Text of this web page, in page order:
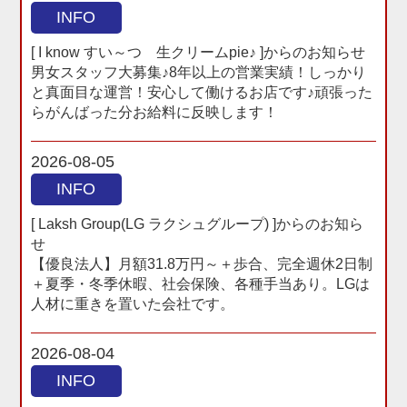
INFO
[ I know すい～つ 生クリームpie♪ ]からのお知らせ
男女スタッフ大募集♪8年以上の営業実績！しっかり
と真面目な運営！安心して働けるお店です♪頑張った
らがんばった分お給料に反映します！
2026-08-05
INFO
[ Laksh Group(LG ラクシュグループ) ]からのお知ら
せ
【優良法人】月額31.8万円～＋歩合、完全週休2日制
＋夏季・冬季休暇、社会保険、各種手当あり。LGは
人材に重きを置いた会社です。
2026-08-04
INFO